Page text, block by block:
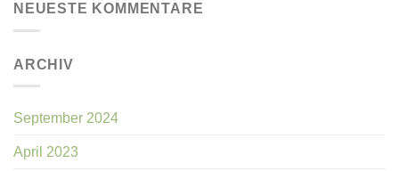
NEUESTE KOMMENTARE
ARCHIV
September 2024
April 2023